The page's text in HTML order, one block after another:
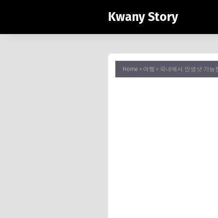
Kwany Story
Home 여행 국내에서 인생샷 가능